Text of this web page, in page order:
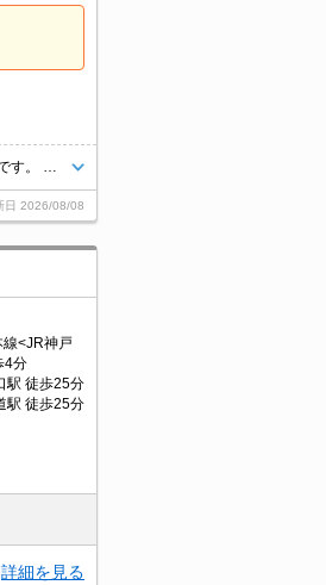
日 2026/08/08
線<JR神戸
4分
駅 徒歩25分
駅 徒歩25分
詳細を見る